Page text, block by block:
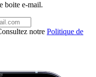
boite e-mail.
notre Politique de